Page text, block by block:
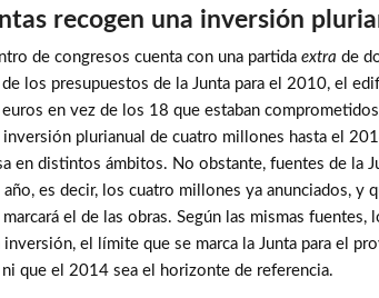
recogen una inversión
de congresos cuenta con una partidaextrade
los presupuestos de la Junta para el 2010, el
en vez de los 18 que estaban
inversión plurianual de cuatro millones hasta el
en distintos ámbitos. No obstante, fuentes de la
es decir, los cuatro millones ya anunciados, y
el de las obras. Según las mismas
inversión, el límite que se marca la Junta para el
que el 2014 sea el horizonte de referencia.